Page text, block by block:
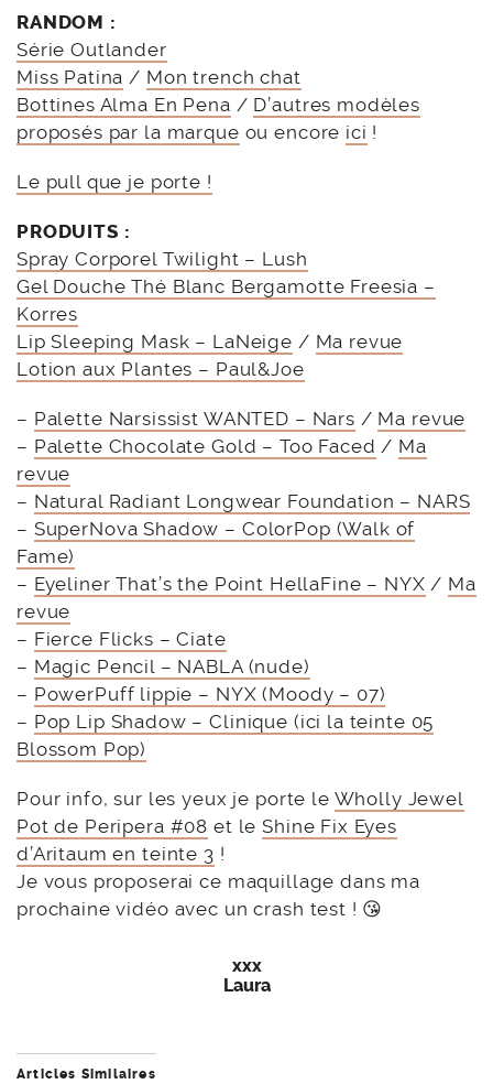
RANDOM :
Série Outlander
Miss Patina / Mon trench chat
Bottines Alma En Pena / D’autres modèles
proposés par la marque ou encore ici !
Le pull que je porte !
PRODUITS :
Spray Corporel Twilight – Lush
Gel Douche Thé Blanc Bergamotte Freesia –
Korres
Lip Sleeping Mask – LaNeige / Ma revue
Lotion aux Plantes – Paul&Joe
– Palette Narsissist WANTED – Nars / Ma revue
– Palette Chocolate Gold – Too Faced / Ma
revue
– Natural Radiant Longwear Foundation – NARS
– SuperNova Shadow – ColorPop (Walk of
Fame)
– Eyeliner That’s the Point HellaFine – NYX / Ma
revue
– Fierce Flicks – Ciate
– Magic Pencil – NABLA (nude)
– PowerPuff lippie – NYX (Moody – 07)
– Pop Lip Shadow – Clinique (ici la teinte 05
Blossom Pop)
Pour info, sur les yeux je porte le Wholly Jewel
Pot de Peripera #08 et leShine Fix Eyes
d’Aritaum en teinte 3 !
Je vous proposerai ce maquillage dans ma
prochaine vidéo avec un crash test ! 😘
xxx
Laura
Articles Similaires